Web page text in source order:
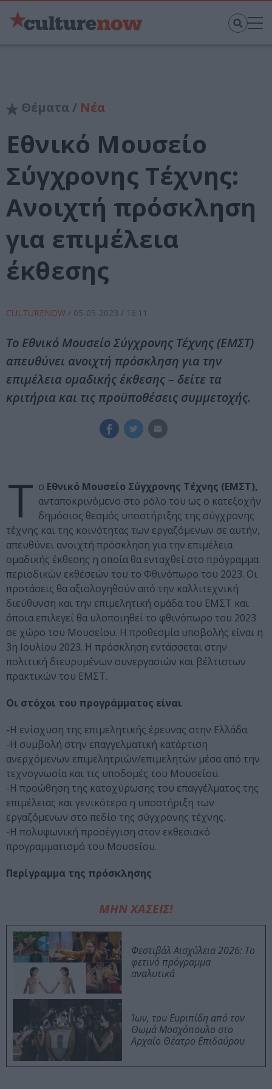
Θέματα / Νέα
Εθνικό Μουσείο
Σύγχρονης Τέχνης:
Ανοιχτή πρόσκληση
για επιμέλεια
έκθεσης
CULTURENOW / 05-05-2023 / 16:11
Το Εθνικό Μουσείο Σύγχρονης Τέχνης (ΕΜΣΤ)
απευθύνει ανοιχτή πρόσκληση για την
επιμέλεια ομαδικής έκθεσης – δείτε τα
κριτήρια και τις προϋποθέσεις συμμετοχής.
Τ ο Εθνικό Μουσείο Σύγχρονης Τέχνης (ΕΜΣΤ),
ανταποκρινόμενο στο ρόλο του ως ο κατεξοχήν
δημόσιος θεσμός υποστήριξης της σύγχρονης
τέχνης και της κοινότητας των εργαζόμενων σε αυτήν,
απευθύνει ανοιχτή πρόσκληση για την επιμέλεια
ομαδικής έκθεσης η οποία θα ενταχθεί στο πρόγραμμα
περιοδικών εκθέσεών του το Φθινόπωρο του 2023. Οι
προτάσεις θα αξιολογηθούν από την καλλιτεχνική
διεύθυνση και την επιμελητική ομάδα του ΕΜΣΤ και
όποια επιλεγεί θα υλοποιηθεί το φθινόπωρο του 2023
σε χώρο του Μουσείου. Η προθεσμία υποβολής είναι η
3η Ιουλίου 2023. Η πρόσκληση εντάσσεται στην
πολιτική διευρυμένων συνεργασιών και βέλτιστων
πρακτικών του ΕΜΣΤ.
Οι στόχοι του προγράμματος είναι
-Η ενίσχυση της επιμελητικής έρευνας στην Ελλάδα.
-Η συμβολή στην επαγγελματική κατάρτιση
ανερχόμενων επιμελητριών/επιμελητών μέσα από την
τεχνογνωσία και τις υποδομές του Mουσείου.
-Η προώθηση της κατοχύρωσης του επαγγέλματος της
επιμέλειας και γενικότερα η υποστήριξη των
εργαζόμενων στο πεδίο της σύγχρονης τέχνης.
-Η πολυφωνική προσέγγιση στον εκθεσιακό
προγραμματισμό του Μουσείου.
Περίγραμμα της πρόσκλησης
ΜΗΝ ΧΑΣΕΙΣ!
Φεστιβάλ Αισχύλεια 2026: Το
φετινό πρόγραμμα
αναλυτικά
Ίων, του Ευριπίδη από τον
Θωμά Μοσχόπουλο στο
Αρχαίο Θέατρο Επιδαύρου